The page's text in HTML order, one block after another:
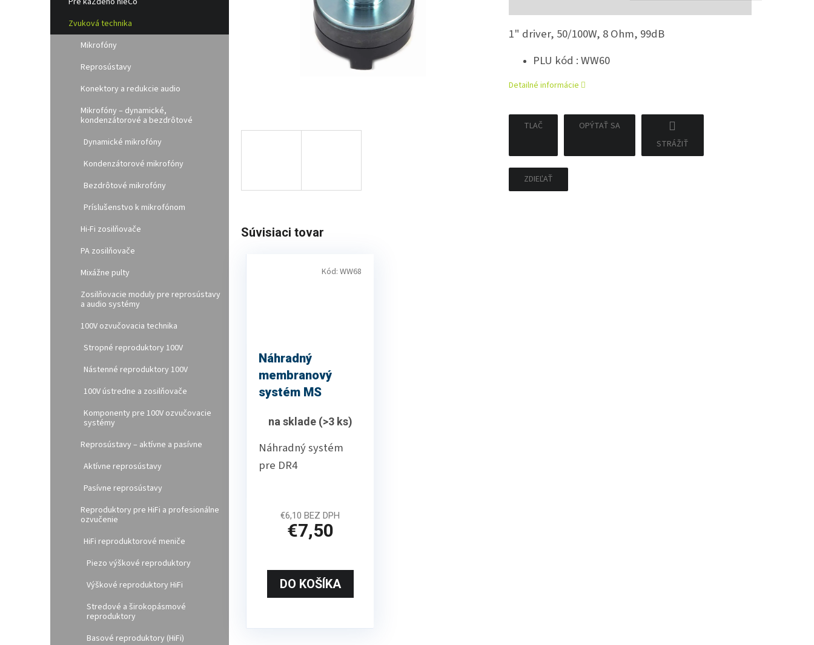
Zvuková technika
Mikrofóny
Reprosústavy
Konektory a redukcie audio
Mikrofóny – dynamické,
kondenzátorové a bezdrôtové
Dynamické mikrofóny
Kondenzátorové mikrofóny
Bezdrôtové mikrofóny
Príslušenstvo k mikrofónom
Hi-Fi zosilňovače
PA zosilňovače
Mixážne pulty
Zosilňovacie moduly pre reprosústavy
a audio systémy
100V ozvučovacia technika
Stropné reproduktory 100V
Nástenné reproduktory 100V
100V ústredne a zosilňovače
Komponenty pre 100V ozvučovacie
systémy
Reprosústavy – aktívne a pasívne
Aktívne reprosústavy
Pasívne reprosústavy
Reproduktory pre HiFi a profesionálne
ozvučenie
HiFi reproduktorové meniče
Piezo výškové reproduktory
Výškové reproduktory HiFi
Stredové a širokopásmové
reproduktory
Basové reproduktory (HiFi)
1" driver, 50/100W, 8 Ohm, 99dB
PLU kód : WW60
Detailné informácie
TLAČ
OPÝTAŤ SA
STRÁŽIŤ
ZDIEĽAŤ
Súvisiaci tovar
Náhradný
membranový
systém MS
WW68
na sklade (>3 ks)
€6,10 BEZ DPH
€7,50
DO KOŠÍKA
Náhradný systém
pre DR4
Kód:WW68